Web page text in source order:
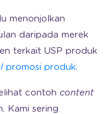
menonjolkan
daripada merek
terkait USP produk
promosi produk.
contoh content
Kami sering